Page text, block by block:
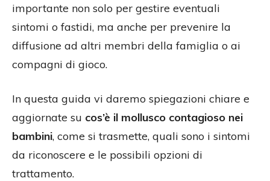
importante non solo per gestire eventuali
sintomi o fastidi, ma anche per prevenire la
diffusione ad altri membri della famiglia o ai
compagni di gioco.
In questa guida vi daremo spiegazioni chiare e
aggiornate su cos’è il mollusco contagioso nei
bambini, come si trasmette, quali sono i sintomi
da riconoscere e le possibili opzioni di
trattamento.